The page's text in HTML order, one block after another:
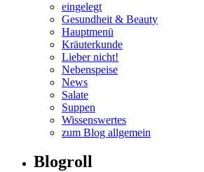
eingelegt
Gesundheit & Beauty
Hauptmenü
Kräuterkunde
Lieber nicht!
Nebenspeise
News
Salate
Suppen
Wissenswertes
zum Blog allgemein
Blogroll